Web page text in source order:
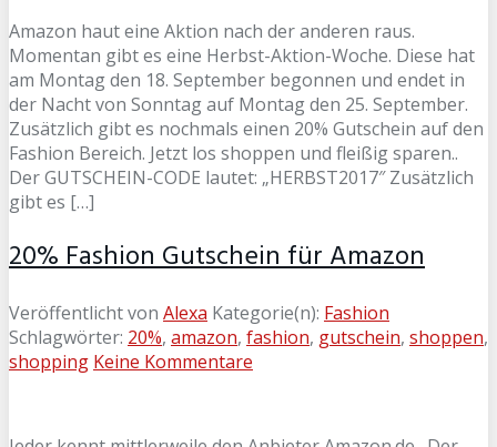
Amazon haut eine Aktion nach der anderen raus.
Momentan gibt es eine Herbst-Aktion-Woche. Diese hat
am Montag den 18. September begonnen und endet in
der Nacht von Sonntag auf Montag den 25. September.
Zusätzlich gibt es nochmals einen 20% Gutschein auf den
Fashion Bereich. Jetzt los shoppen und fleißig sparen..
Der GUTSCHEIN-CODE lautet: „HERBST2017″ Zusätzlich
gibt es […]
20% Fashion Gutschein für Amazon
Veröffentlicht von Alexa Kategorie(n): Fashion
Schlagwörter: 20%, amazon, fashion, gutschein, shoppen,
shopping Keine Kommentare